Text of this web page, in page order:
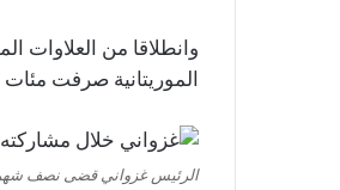
الموريتانية صرفت
الرئيس غزواني قضى نصف شهر